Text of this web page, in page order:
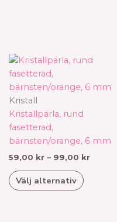
Kristall
Kristallpärla, rund
fasetterad,
bärnsten/orange, 6 mm
59,00 kr – 99,00 kr
99,00
Välj alternativ
Den
flera
De
olika
kan